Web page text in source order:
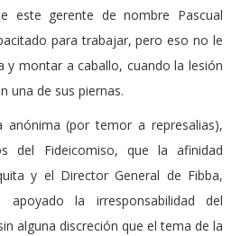
este gerente de nombre Pascual
para trabajar, pero eso no le
y montar a caballo, cuando la lesión
una de sus piernas.
anónima (por temor a represalias),
del Fideicomiso, que la afinidad
y el Director General de Fibba,
apoyado la irresponsabilidad del
alguna discreción que el tema de la